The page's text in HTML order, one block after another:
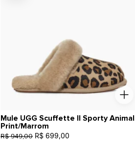
Mule UGG Scuffette II Sporty Animal
Print/Marrom
R$ 949,00 R$ 699,00